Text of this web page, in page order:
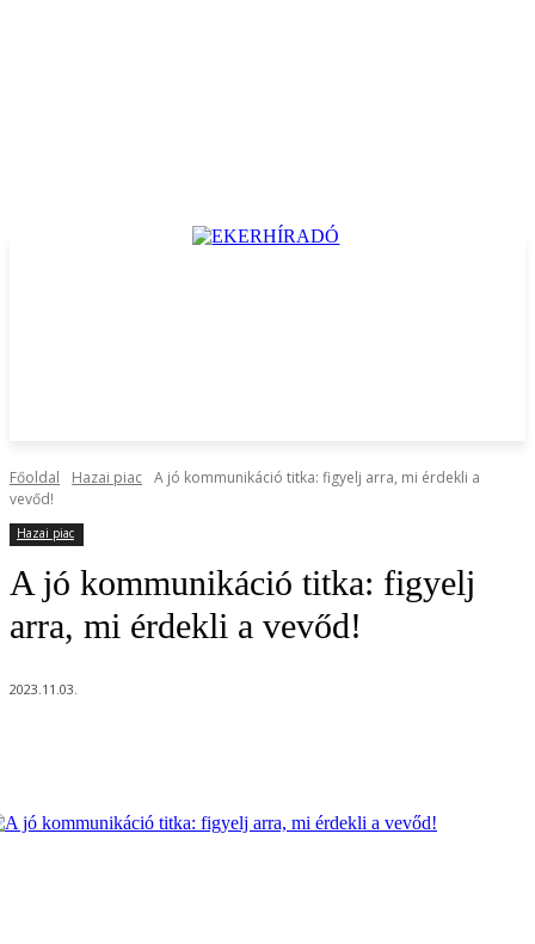
Főoldal Hazai piac A jó kommunikáció titka: figyelj arra, mi érdekli a
vevőd!
Hazai piac
A jó kommunikáció titka: figyelj
arra, mi érdekli a vevőd!
2023.11.03.